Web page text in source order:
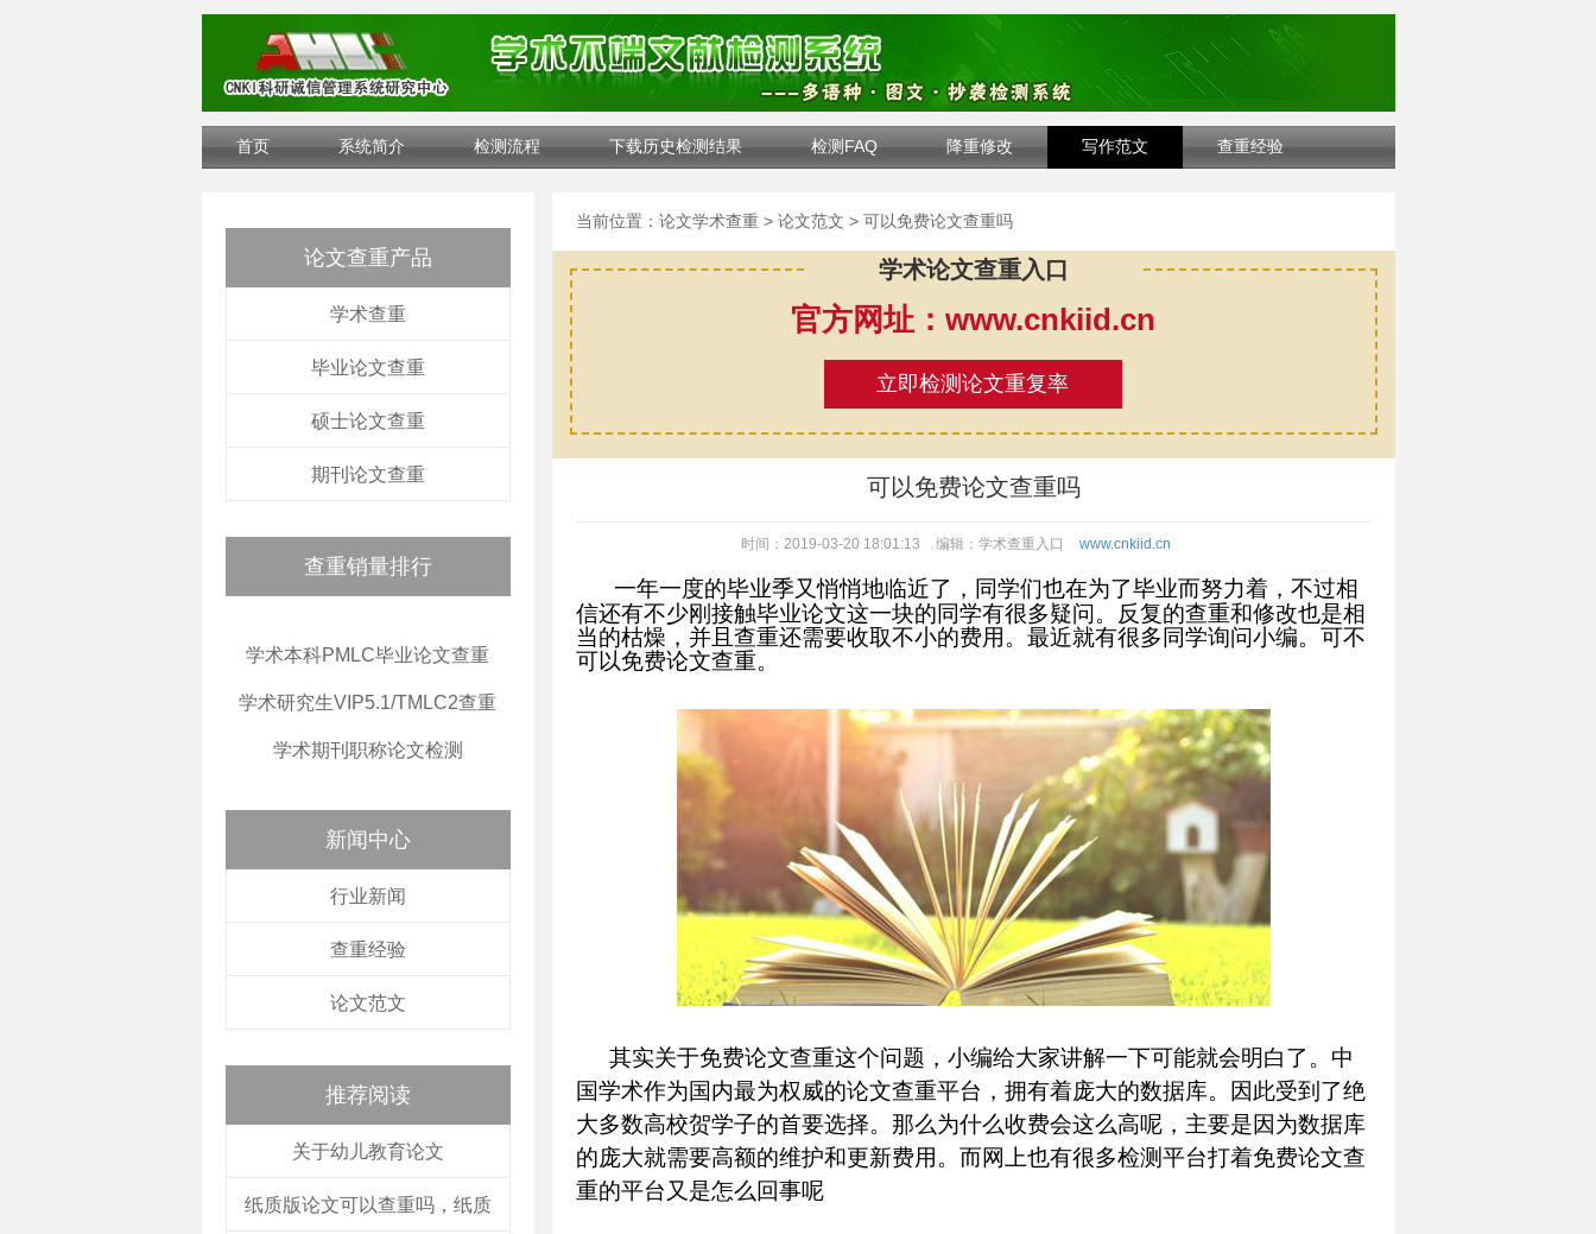
首页 系统简介 检测流程 下载历史检测结果 检测FAQ 降重修改 写作范文 查重经验
论文查重产品
学术查重
毕业论文查重
硕士论文查重
期刊论文查重
查重销量排行
学术本科PMLC毕业论文查重
学术研究生VIP5.1/TMLC2查重
学术期刊职称论文检测
新闻中心
行业新闻
查重经验
论文范文
推荐阅读
关于幼儿教育论文
纸质版论文可以查重吗，纸质
当前位置： 论文学术查重> 论文范文 > 可以免费论文查重吗
学术论文查重入口
官方网址：www.cnkiid.cn
立即检测论文重复率
可以免费论文查重吗
时间：2019-03-20 18:01:13 编辑：学术查重入口 www.cnkiid.cn
一年一度的毕业季又悄悄地临近了，同学们也在为了毕业而努力着，不过相
信还有不少刚接触毕业论文这一块的同学有很多疑问。反复的查重和修改也是相
当的枯燥，并且查重还需要收取不小的费用。最近就有很多同学询问小编。可不
可以免费论文查重。
其实关于免费论文查重这个问题，小编给大家讲解一下可能就会明白了。中
国学术作为国内最为权威的论文查重平台，拥有着庞大的数据库。因此受到了绝
大多数高校贺学子的首要选择。那么为什么收费会这么高呢，主要是因为数据库
的庞大就需要高额的维护和更新费用。而网上也有很多检测平台打着免费论文查
重的平台又是怎么回事呢